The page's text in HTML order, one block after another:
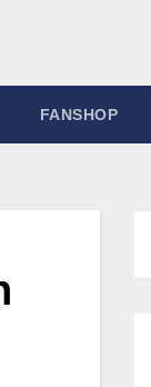
FANSHOP